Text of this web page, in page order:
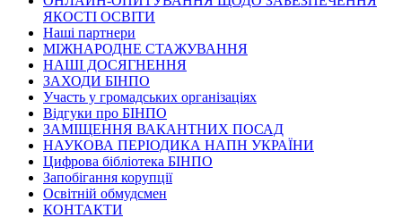
ЯКОСТІ ОСВІТИ
Наші партнери
МІЖНАРОДНЕ СТАЖУВАННЯ
НАШІ ДОСЯГНЕННЯ
ЗАХОДИ БІНПО
Участь у громадських організаціях
Відгуки про БІНПО
ЗАМІЩЕННЯ ВАКАНТНИХ ПОСАД
НАУКОВА ПЕРІОДИКА НАПН УКРАЇНИ
Цифрова бібліотека БІНПО
Запобігання корупції
Освітній обмудсмен
КОНТАКТИ